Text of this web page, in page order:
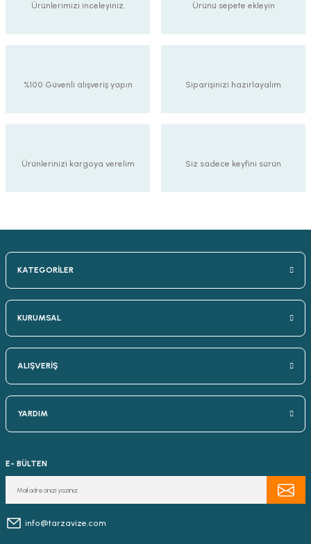
Ürünlerimizi inceleyiniz. Ürünü sepete ekleyin
%100 Güvenli alışveriş yapın Siparişinizi hazırlayalım
Ürünlerinizi kargoya verelim Siz sadece keyfini sürün
KATEGORİLER
KURUMSAL
ALIŞVERİŞ
YARDIM
E- BÜLTEN
info@tarzavize.com